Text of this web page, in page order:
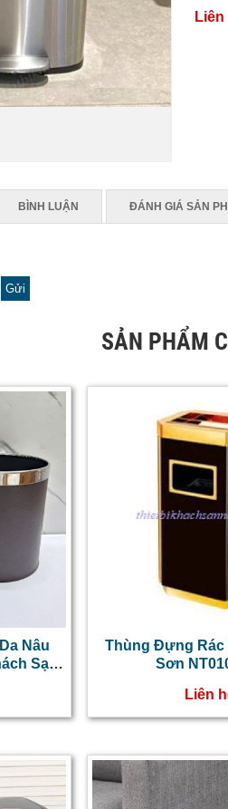
Liên
BÌNH LUẬN ĐÁNH GIÁ SẢN
SẢN PHẨM
Nâu
Sạn,
Thùng Đựng Rác
Sơn
Liên